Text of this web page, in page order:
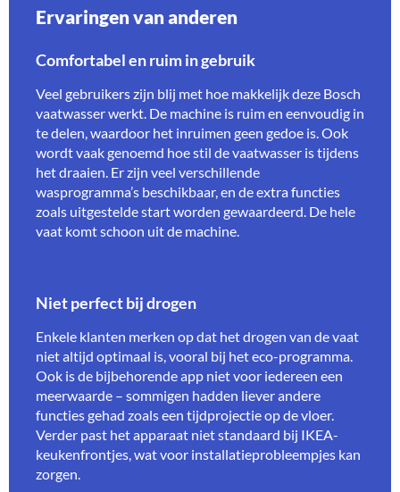
Ervaringen van anderen
Comfortabel en ruim in gebruik
Veel gebruikers zijn blij met hoe makkelijk deze Bosch
vaatwasser werkt. De machine is ruim en eenvoudig in
te delen, waardoor het inruimen geen gedoe is. Ook
wordt vaak genoemd hoe stil de vaatwasser is tijdens
het draaien. Er zijn veel verschillende
wasprogramma’s beschikbaar, en de extra functies
zoals uitgestelde start worden gewaardeerd. De hele
vaat komt schoon uit de machine.
Niet perfect bij drogen
Enkele klanten merken op dat het drogen van de vaat
niet altijd optimaal is, vooral bij het eco-programma.
Ook is de bijbehorende app niet voor iedereen een
meerwaarde – sommigen hadden liever andere
functies gehad zoals een tijdprojectie op de vloer.
Verder past het apparaat niet standaard bij IKEA-
keukenfrontjes, wat voor installatieprobleempjes kan
zorgen.